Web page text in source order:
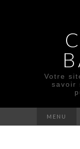
Votre
savoir
MENU